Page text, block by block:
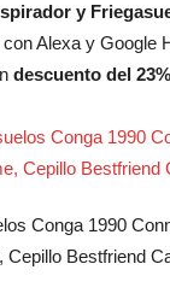
y
Alexa y Google
descuento del 23%
Conga 1990
Bestfriend